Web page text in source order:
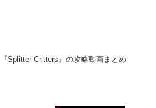
『Splitter Critters』の攻略動画まとめ